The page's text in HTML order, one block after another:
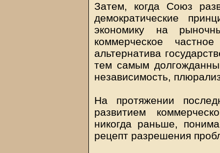
Затем, когда Союз
демократические
экономику на
коммерческое
альтернатива
тем самым
независимость,
На протяжении
развитием
никогда раньше,
рецепт разрешения